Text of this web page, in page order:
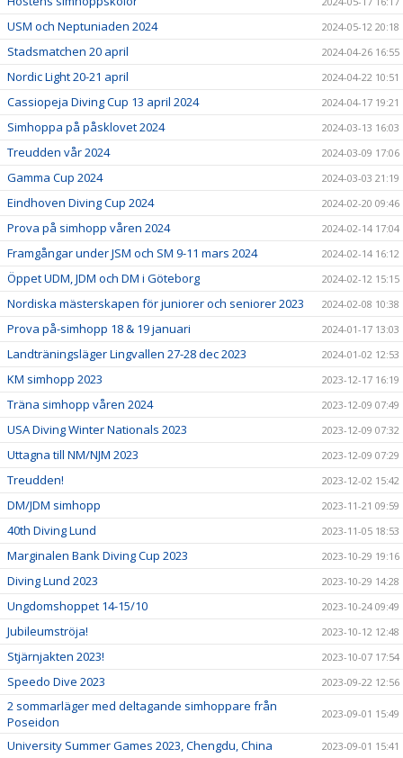
USM och Neptuniaden 2024 2024-05-12 20:18
Stadsmatchen 20 april 2024-04-26 16:55
Nordic Light 20-21 april 2024-04-22 10:51
Cassiopeja Diving Cup 13 april 2024 2024-04-17 19:21
Simhoppa på påsklovet 2024 2024-03-13 16:03
Treudden vår 2024 2024-03-09 17:06
Gamma Cup 2024 2024-03-03 21:19
Eindhoven Diving Cup 2024 2024-02-20 09:46
Prova på simhopp våren 2024 2024-02-14 17:04
Framgångar under JSM och SM 9-11 mars 2024 2024-02-14 16:12
Öppet UDM, JDM och DM i Göteborg 2024-02-12 15:15
Nordiska mästerskapen för juniorer och seniorer 2023 2024-02-08 10:38
Prova på-simhopp 18 & 19 januari 2024-01-17 13:03
Landträningsläger Lingvallen 27-28 dec 2023 2024-01-02 12:53
KM simhopp 2023 2023-12-17 16:19
Träna simhopp våren 2024 2023-12-09 07:49
USA Diving Winter Nationals 2023 2023-12-09 07:32
Uttagna till NM/NJM 2023 2023-12-09 07:29
Treudden! 2023-12-02 15:42
DM/JDM simhopp 2023-11-21 09:59
40th Diving Lund 2023-11-05 18:53
Marginalen Bank Diving Cup 2023 2023-10-29 19:16
Diving Lund 2023 2023-10-29 14:28
Ungdomshoppet 14-15/10 2023-10-24 09:49
Jubileumströja! 2023-10-12 12:48
Stjärnjakten 2023! 2023-10-07 17:54
Speedo Dive 2023 2023-09-22 12:56
2 sommarläger med deltagande simhoppare från
Poseidon
2023-09-01 15:49
University Summer Games 2023, Chengdu, China 2023-09-01 15:41